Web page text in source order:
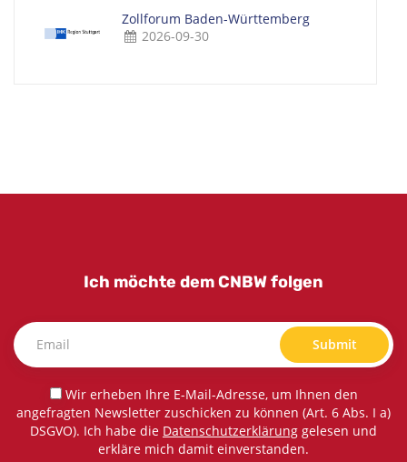
Zollforum Baden-Württemberg
2026-09-30
Ich möchte dem CNBW folgen
Submit
Wir erheben Ihre E-Mail-Adresse, um Ihnen den
angefragten Newsletter zuschicken zu können (Art. 6 Abs. I a)
DSGVO). Ich habe die Datenschutzerklärung gelesen und
erkläre mich damit einverstanden.